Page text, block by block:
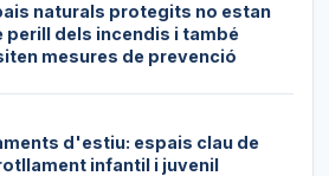
naturals protegits no estan
perill dels incendis i també
mesures de prevenció
d'estiu: espais clau de
infantil i juvenil